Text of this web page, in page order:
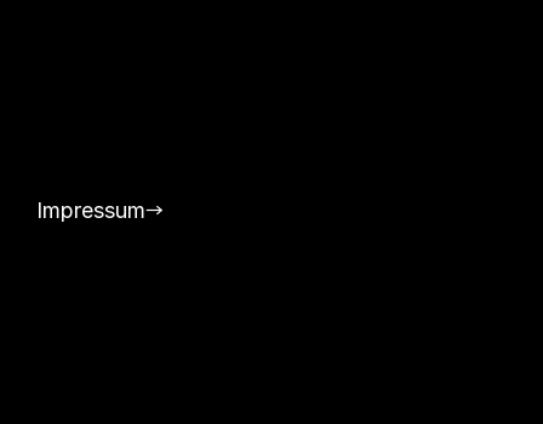
Impressum